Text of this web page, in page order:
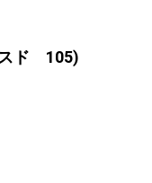
スド 105)